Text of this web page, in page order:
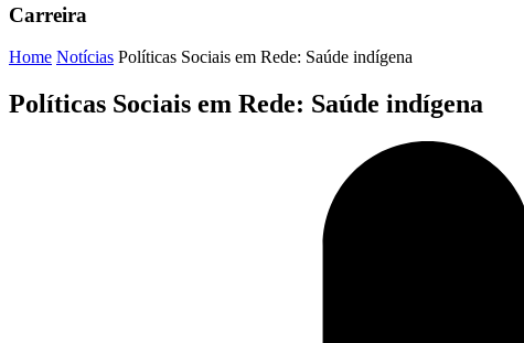
Carreira
Home Notícias Políticas Sociais em Rede: Saúde indígena
Políticas Sociais em Rede: Saúde indígena